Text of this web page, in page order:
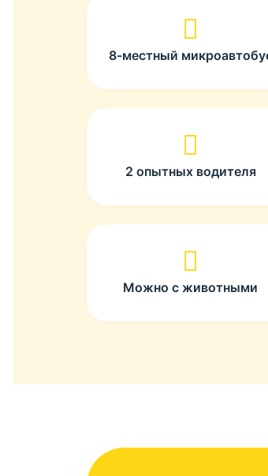
8-местный
2 опытных водителя
Можно с животными